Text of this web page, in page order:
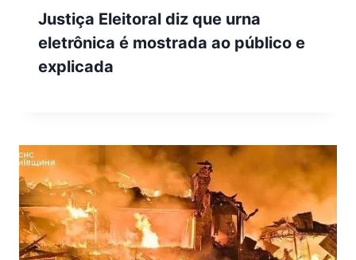
Justiça Eleitoral diz que urna
eletrônica é mostrada ao público e
explicada